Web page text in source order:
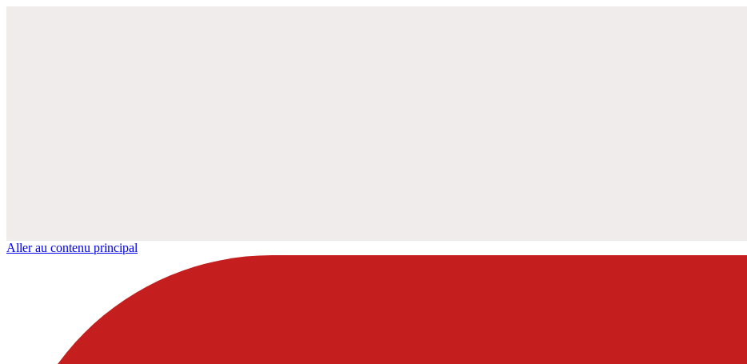
Aller au contenu principal